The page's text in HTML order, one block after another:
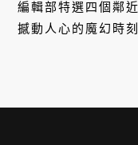
編輯部特選四個鄰
撼動人心的魔幻時刻